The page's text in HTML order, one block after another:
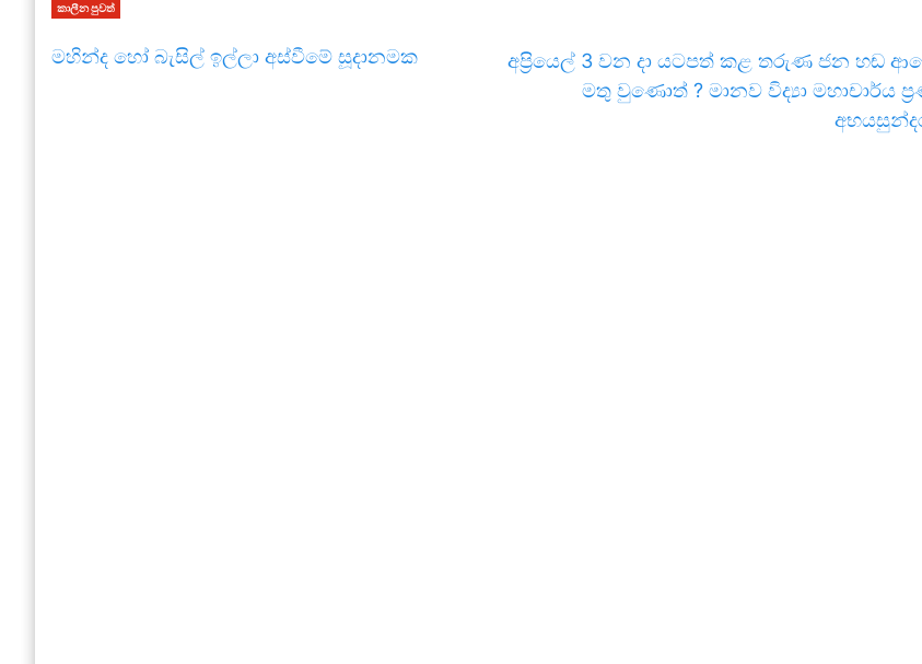
කාලීන පුවත්
මහින්ද හෝ බැසිල් ඉල්ලා අස්වීමේ සූදානමක
අප්‍රියෙල් 3 වන දා යටපත් කළ තරුණ ජන හඬ
මතු වුණොත් ? මානව විද්‍යා මහාචාර්ය